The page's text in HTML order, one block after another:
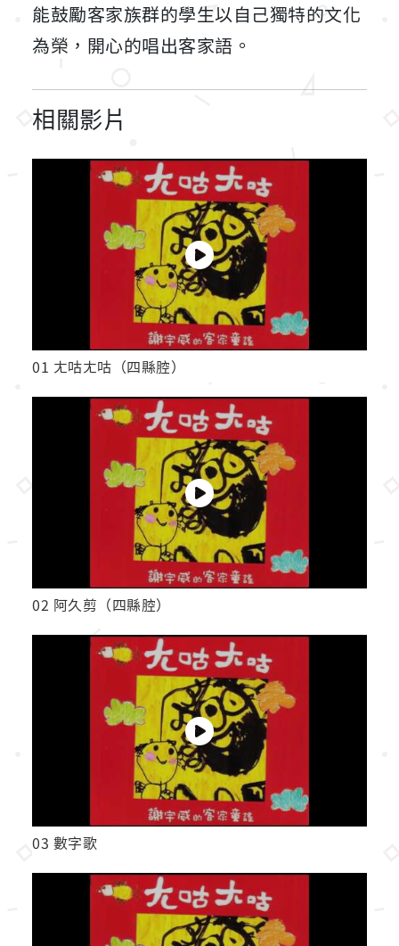
能鼓勵客家族群的學生以自己獨特的文化
為榮，開心的唱出客家語。
相關影片
01 ㄤ咕ㄤ咕（四縣腔）
02 阿久剪（四縣腔）
03 數字歌